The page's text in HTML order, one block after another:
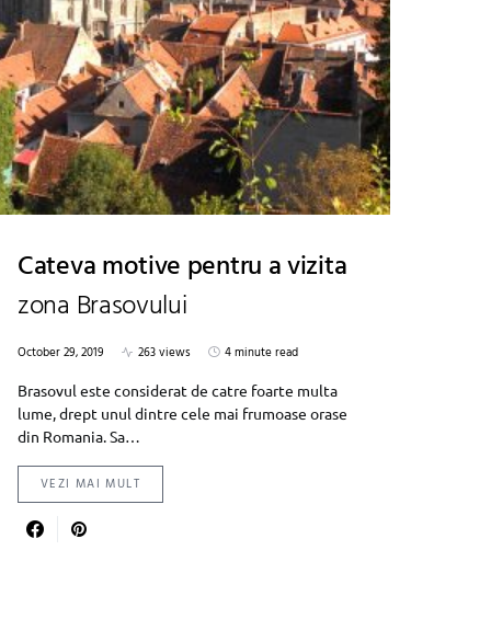
Cateva motive pentru a vizita
zona Brasovului
October 29, 2019 263 views
4 minute read
Brasovul este considerat de catre foarte multa
lume, drept unul dintre cele mai frumoase orase
din Romania. Sa…
VEZI MAI MULT